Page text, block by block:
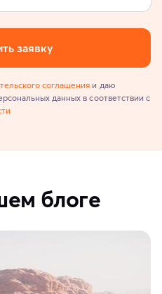
заявку
соглашения и даю
данных в соответствии с
блоге